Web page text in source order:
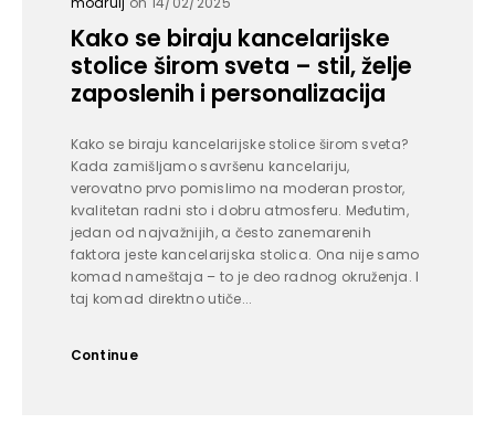
Kako se biraju kancelarijske
stolice širom sveta – stil, želje
zaposlenih i personalizacija
Kako se biraju kancelarijske stolice širom sveta?
Kada zamišljamo savršenu kancelariju,
verovatno prvo pomislimo na moderan prostor,
kvalitetan radni sto i dobru atmosferu. Međutim,
jedan od najvažnijih, a često zanemarenih
faktora jeste kancelarijska stolica. Ona nije samo
komad nameštaja – to je deo radnog okruženja. I
taj komad direktno utiče...
Continue